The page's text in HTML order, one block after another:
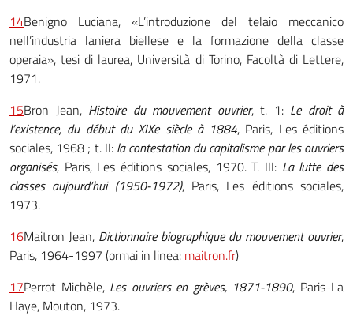
14Benigno Luciana, «L’introduzione del telaio meccanico
nell’industria laniera biellese e la formazione della classe
operaia», tesi di laurea, Università di Torino, Facoltà di Lettere,
1971.
15Bron Jean, Histoire du mouvement ouvrier, t. 1: Le droit à
l’existence, du début du XIXe siècle à 1884, Paris, Les éditions
sociales, 1968 ; t. II: la contestation du capitalisme par les ouvriers
organisés, Paris, Les éditions sociales, 1970. T. III: La lutte des
classes aujourd’hui (1950-1972), Paris, Les éditions sociales,
1973.
16Maitron Jean, Dictionnaire biographique du mouvement ouvrier,
Paris, 1964-1997 (ormai in linea: maitron.fr)
17Perrot Michèle, Les ouvriers en grèves, 1871-1890, Paris-La
Haye, Mouton, 1973.